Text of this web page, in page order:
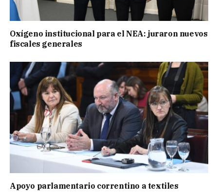
Oxígeno institucional para el NEA: juraron nuevos
fiscales generales
Apoyo parlamentario correntino a textiles